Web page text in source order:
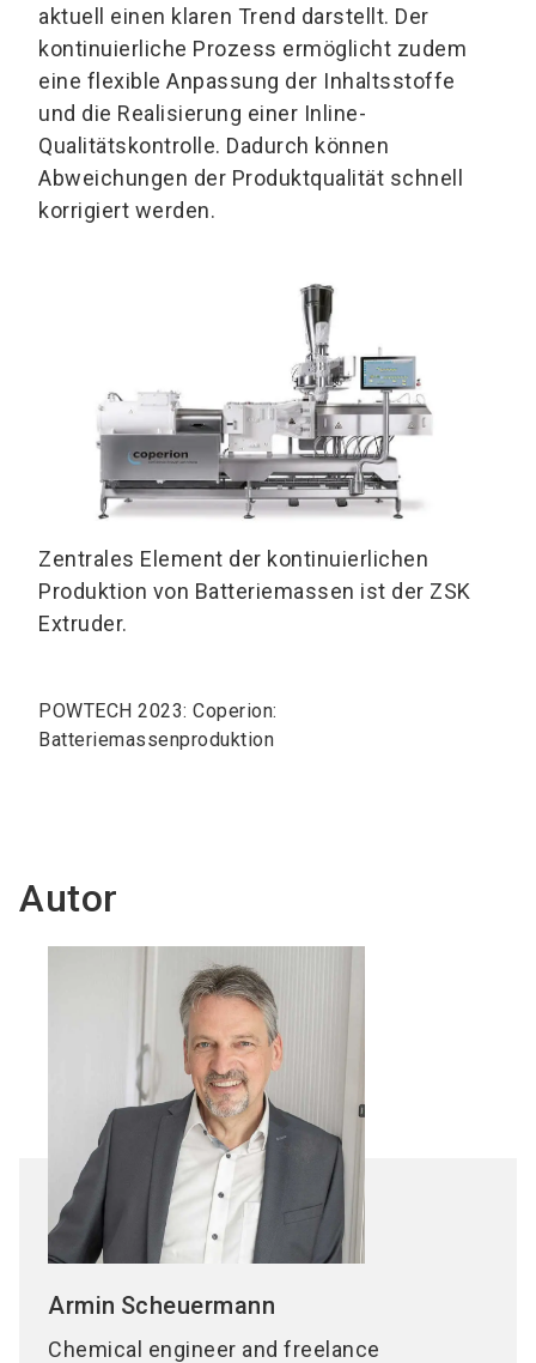
aktuell einen klaren Trend darstellt. Der
kontinuierliche Prozess ermöglicht zudem
eine flexible Anpassung der Inhaltsstoffe
und die Realisierung einer Inline-
Qualitätskontrolle. Dadurch können
Abweichungen der Produktqualität schnell
korrigiert werden.
Zentrales Element der kontinuierlichen
Produktion von Batteriemassen ist der ZSK
Extruder.
POWTECH 2023: Coperion:
Batteriemassenproduktion
Autor
Armin Scheuermann
Chemical engineer and freelance